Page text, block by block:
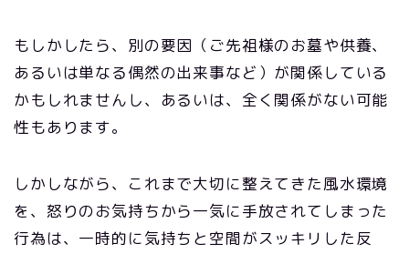
もしかしたら、別の要因（ご先祖様のお墓や供養、
あるいは単なる偶然の出来事など）が関係している
かもしれませんし、あるいは、全く関係がない可能
性もあります。
しかしながら、これまで大切に整えてきた風水環境
を、怒りのお気持ちから一気に手放されてしまった
行為は、一時的に気持ちと空間がスッキリした反